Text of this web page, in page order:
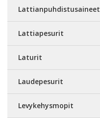
Lattianpuhdistusaineet
Lattiapesurit
Laturit
Laudepesurit
Levykehysmopit